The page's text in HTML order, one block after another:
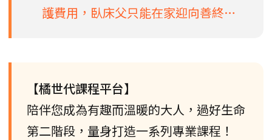
護費用，臥床父只能在家迎向善終…
【橘世代課程平台】
陪伴您成為有趣而溫暖的大人，過好生命
第二階段，量身打造一系列專業課程！